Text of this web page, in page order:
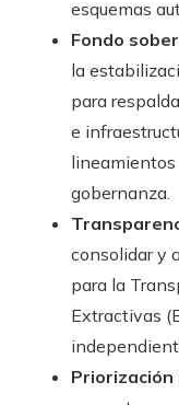
esquemas
Fondo
la
para
e
lineamientos
gobernanza.
consolidar y
para la
Extractivas
Priorización